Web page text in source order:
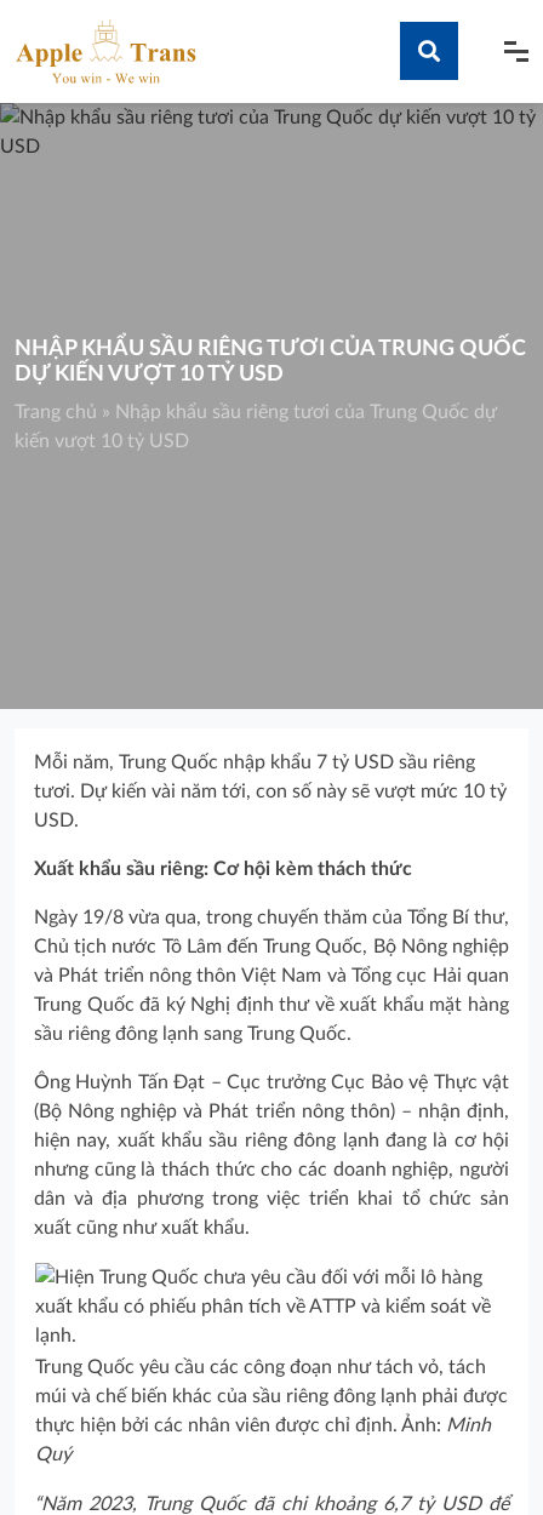
content
Tìm kiếm
NHẬP KHẨU SẦU RIÊNG TƯƠI CỦA TRUNG QUỐC
DỰ KIẾN VƯỢT 10 TỶ USD
Trang chủ » Nhập khẩu sầu riêng tươi của Trung Quốc dự
kiến vượt 10 tỷ USD
Mỗi năm, Trung Quốc nhập khẩu 7 tỷ USD sầu riêng
tươi. Dự kiến vài năm tới, con số này sẽ vượt mức 10 tỷ
USD.
Xuất khẩu sầu riêng: Cơ hội kèm thách thức
Ngày 19/8 vừa qua, trong chuyến thăm của Tổng Bí thư,
Chủ tịch nước Tô Lâm đến Trung Quốc, Bộ Nông nghiệp
và Phát triển nông thôn Việt Nam và Tổng cục Hải quan
Trung Quốc đã ký Nghị định thư về xuất khẩu mặt hàng
sầu riêng đông lạnh sang Trung Quốc.
Ông Huỳnh Tấn Đạt – Cục trưởng Cục Bảo vệ Thực vật
(Bộ Nông nghiệp và Phát triển nông thôn) – nhận định,
hiện nay, xuất khẩu sầu riêng đông lạnh đang là cơ hội
nhưng cũng là thách thức cho các doanh nghiệp, người
dân và địa phương trong việc triển khai tổ chức sản
xuất cũng như xuất khẩu.
Trung Quốc yêu cầu các công đoạn như tách vỏ, tách
múi và chế biến khác của sầu riêng đông lạnh phải được
thực hiện bởi các nhân viên được chỉ định. Ảnh: Minh
Quý
“Năm 2023, Trung Quốc đã chi khoảng 6,7 tỷ USD để